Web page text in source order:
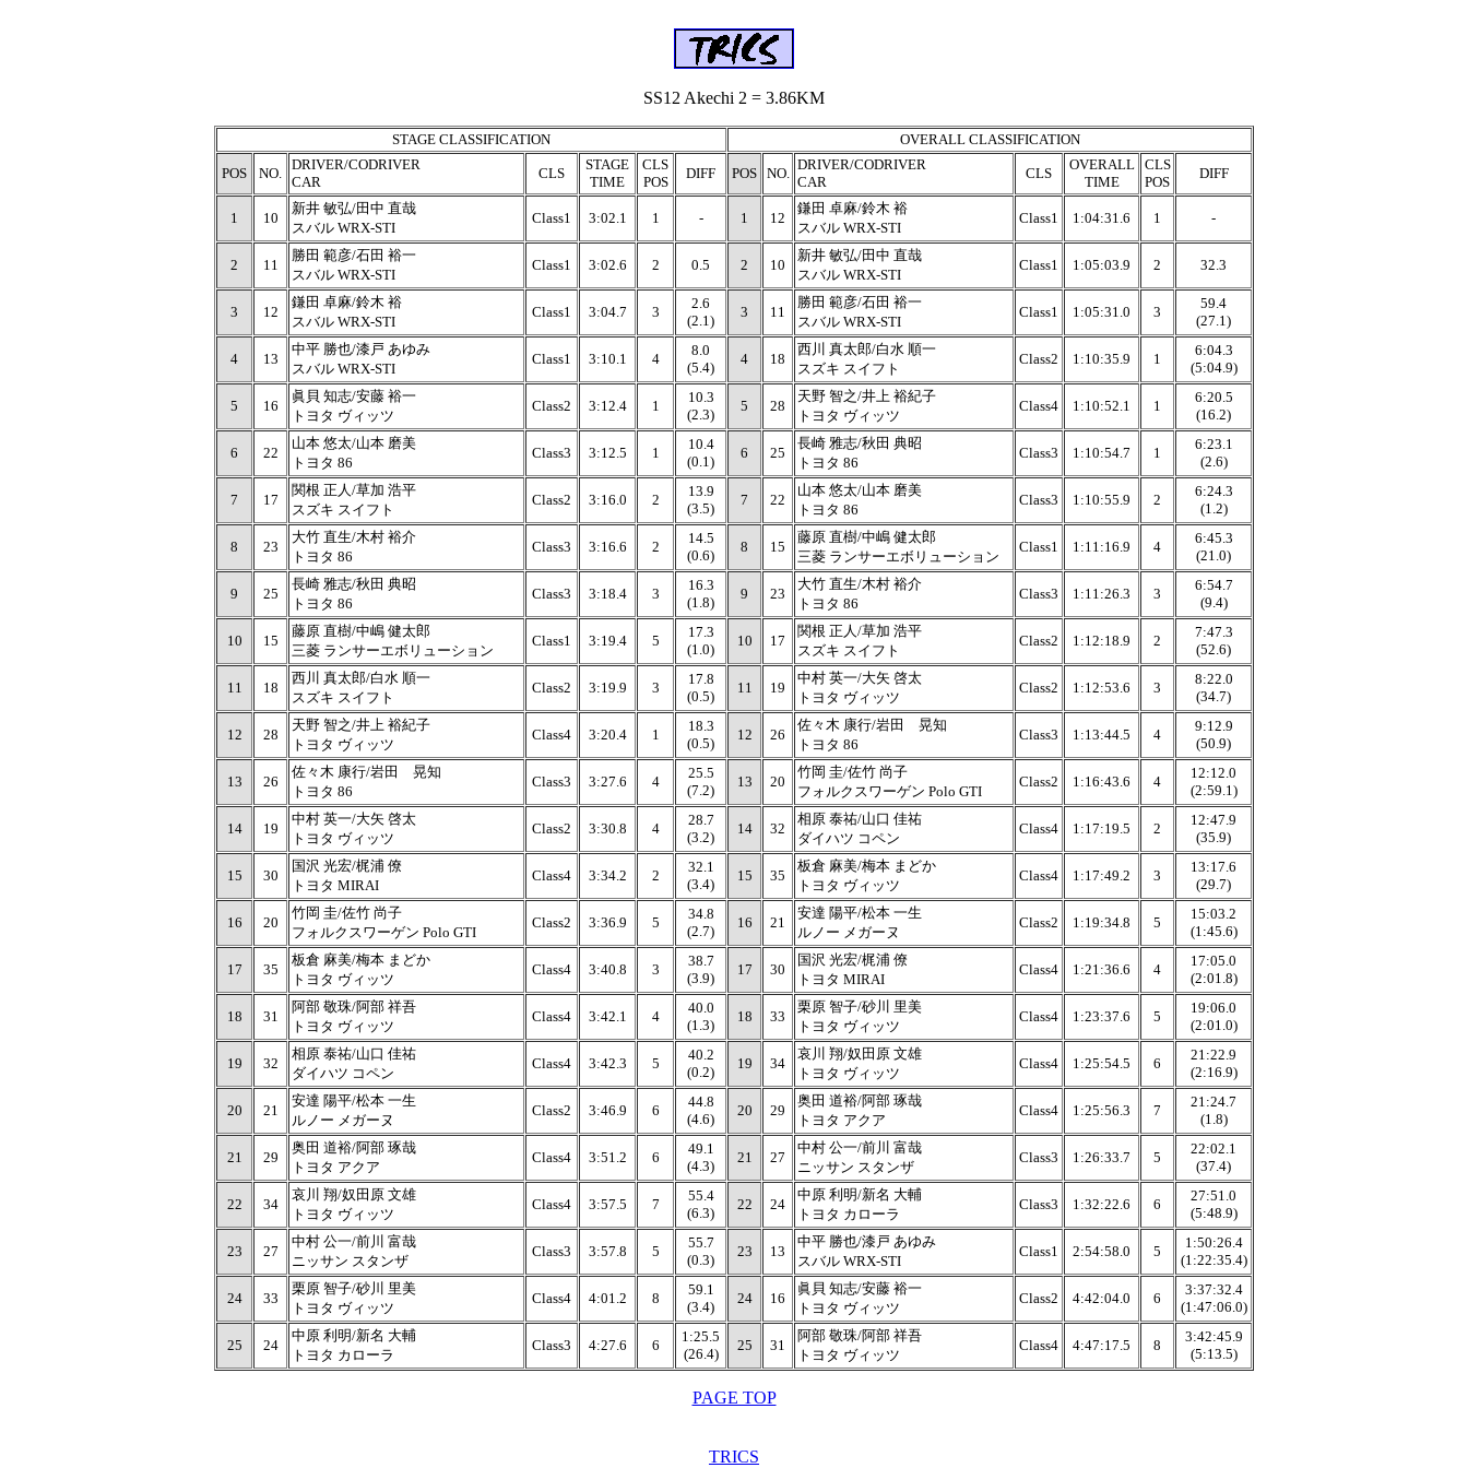
SS12 Akechi 2 = 3.86KM
STAGE CLASSIFICATION OVERALL CLASSIFICATION
POS NO.
DRIVER/CODRIVER
CAR
CLS
STAGE
TIME
CLS
POS
DIFF POS NO.
DRIVER/CODRIVER
CAR
CLS
OVERALL
TIME
CLS
POS
DIFF
1 10
新井 敏弘/田中 直哉
スバル WRX-STI
Class1 3:02.1 1 - 1 12
鎌田 卓麻/鈴木 裕
スバル WRX-STI
Class1 1:04:31.6 1 -
2 11
勝田 範彦/石田 裕一
スバル WRX-STI
Class1 3:02.6 2 0.5 2 10
新井 敏弘/田中 直哉
スバル WRX-STI
Class1 1:05:03.9 2 32.3
3 12
鎌田 卓麻/鈴木 裕
スバル WRX-STI
Class1 3:04.7 3
2.6
(2.1)
3 11
勝田 範彦/石田 裕一
スバル WRX-STI
Class1 1:05:31.0 3
59.4
(27.1)
4 13
中平 勝也/漆戸 あゆみ
スバル WRX-STI
Class1 3:10.1 4
8.0
(5.4)
4 18
西川 真太郎/白水 順一
スズキ スイフト
Class2 1:10:35.9 1
6:04.3
(5:04.9)
5 16
眞貝 知志/安藤 裕一
トヨタ ヴィッツ
Class2 3:12.4 1
10.3
(2.3)
5 28
天野 智之/井上 裕紀子
トヨタ ヴィッツ
Class4 1:10:52.1 1
6:20.5
(16.2)
6 22
山本 悠太/山本 磨美
トヨタ 86
Class3 3:12.5 1
10.4
(0.1)
6 25
長崎 雅志/秋田 典昭
トヨタ 86
Class3 1:10:54.7 1
6:23.1
(2.6)
7 17
関根 正人/草加 浩平
スズキ スイフト
Class2 3:16.0 2
13.9
(3.5)
7 22
山本 悠太/山本 磨美
トヨタ 86
Class3 1:10:55.9 2
6:24.3
(1.2)
8 23
大竹 直生/木村 裕介
トヨタ 86
Class3 3:16.6 2
14.5
(0.6)
8 15
藤原 直樹/中嶋 健太郎
三菱 ランサーエボリューション
Class1 1:11:16.9 4
6:45.3
(21.0)
9 25
長崎 雅志/秋田 典昭
トヨタ 86
Class3 3:18.4 3
16.3
(1.8)
9 23
大竹 直生/木村 裕介
トヨタ 86
Class3 1:11:26.3 3
6:54.7
(9.4)
10 15
藤原 直樹/中嶋 健太郎
三菱 ランサーエボリューション
Class1 3:19.4 5
17.3
(1.0)
10 17
関根 正人/草加 浩平
スズキ スイフト
Class2 1:12:18.9 2
7:47.3
(52.6)
11 18
西川 真太郎/白水 順一
スズキ スイフト
Class2 3:19.9 3
17.8
(0.5)
11 19
中村 英一/大矢 啓太
トヨタ ヴィッツ
Class2 1:12:53.6 3
8:22.0
(34.7)
12 28
天野 智之/井上 裕紀子
トヨタ ヴィッツ
Class4 3:20.4 1
18.3
(0.5)
12 26
佐々木 康行/岩田 晃知
トヨタ 86
Class3 1:13:44.5 4
9:12.9
(50.9)
13 26
佐々木 康行/岩田 晃知
トヨタ 86
Class3 3:27.6 4
25.5
(7.2)
13 20
竹岡 圭/佐竹 尚子
フォルクスワーゲン Polo GTI
Class2 1:16:43.6 4
12:12.0
(2:59.1)
14 19
中村 英一/大矢 啓太
トヨタ ヴィッツ
Class2 3:30.8 4
28.7
(3.2)
14 32
相原 泰祐/山口 佳祐
ダイハツ コペン
Class4 1:17:19.5 2
12:47.9
(35.9)
15 30
国沢 光宏/梶浦 僚
トヨタ MIRAI
Class4 3:34.2 2
32.1
(3.4)
15 35
板倉 麻美/梅本 まどか
トヨタ ヴィッツ
Class4 1:17:49.2 3
13:17.6
(29.7)
16 20
竹岡 圭/佐竹 尚子
フォルクスワーゲン Polo GTI
Class2 3:36.9 5
34.8
(2.7)
16 21
安達 陽平/松本 一生
ルノー メガーヌ
Class2 1:19:34.8 5
15:03.2
(1:45.6)
17 35
板倉 麻美/梅本 まどか
トヨタ ヴィッツ
Class4 3:40.8 3
38.7
(3.9)
17 30
国沢 光宏/梶浦 僚
トヨタ MIRAI
Class4 1:21:36.6 4
17:05.0
(2:01.8)
18 31
阿部 敬珠/阿部 祥吾
トヨタ ヴィッツ
Class4 3:42.1 4
40.0
(1.3)
18 33
栗原 智子/砂川 里美
トヨタ ヴィッツ
Class4 1:23:37.6 5
19:06.0
(2:01.0)
19 32
相原 泰祐/山口 佳祐
ダイハツ コペン
Class4 3:42.3 5
40.2
(0.2)
19 34
哀川 翔/奴田原 文雄
トヨタ ヴィッツ
Class4 1:25:54.5 6
21:22.9
(2:16.9)
20 21
安達 陽平/松本 一生
ルノー メガーヌ
Class2 3:46.9 6
44.8
(4.6)
20 29
奥田 道裕/阿部 琢哉
トヨタ アクア
Class4 1:25:56.3 7
21:24.7
(1.8)
21 29
奥田 道裕/阿部 琢哉
トヨタ アクア
Class4 3:51.2 6
49.1
(4.3)
21 27
中村 公一/前川 富哉
ニッサン スタンザ
Class3 1:26:33.7 5
22:02.1
(37.4)
22 34
哀川 翔/奴田原 文雄
トヨタ ヴィッツ
Class4 3:57.5 7
55.4
(6.3)
22 24
中原 利明/新名 大輔
トヨタ カローラ
Class3 1:32:22.6 6
27:51.0
(5:48.9)
23 27
中村 公一/前川 富哉
ニッサン スタンザ
Class3 3:57.8 5
55.7
(0.3)
23 13
中平 勝也/漆戸 あゆみ
スバル WRX-STI
Class1 2:54:58.0 5
1:50:26.4
(1:22:35.4)
24 33
栗原 智子/砂川 里美
トヨタ ヴィッツ
Class4 4:01.2 8
59.1
(3.4)
24 16
眞貝 知志/安藤 裕一
トヨタ ヴィッツ
Class2 4:42:04.0 6
3:37:32.4
(1:47:06.0)
25 24
中原 利明/新名 大輔
トヨタ カローラ
Class3 4:27.6 6
1:25.5
(26.4)
25 31
阿部 敬珠/阿部 祥吾
トヨタ ヴィッツ
Class4 4:47:17.5 8
3:42:45.9
(5:13.5)
PAGE TOP
TRICS